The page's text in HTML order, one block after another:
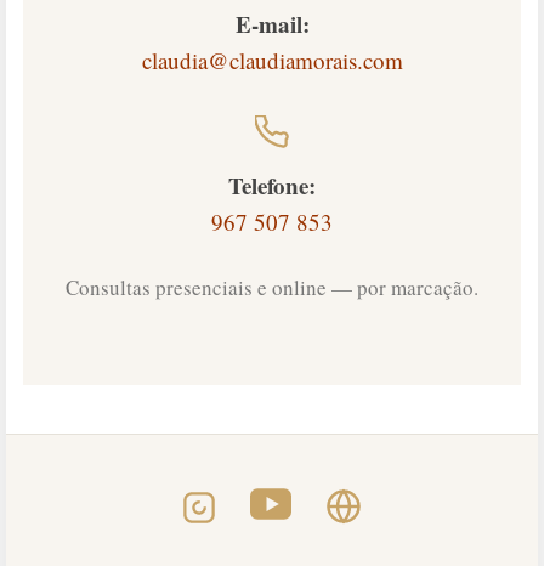
E-mail:
claudia@claudiamorais.com
Telefone:
967 507 853
Consultas presenciais e online — por marcação.